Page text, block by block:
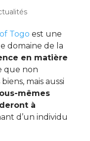
Togo est une
domaine de la
en matière
que non
mais aussi
mêmes
à
d’un individu